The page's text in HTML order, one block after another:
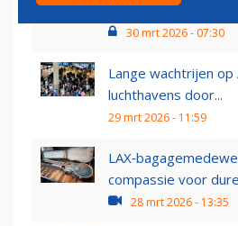
gaat in juli open
30 mrt 2026 - 07:30
Lange wachtrijen op
luchthavens door...
29 mrt 2026 - 11:59
compassie voor
28 mrt 2026 - 13:35